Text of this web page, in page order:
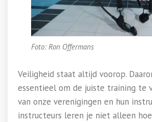
Foto: Ron Offermans
Veiligheid staat altijd voorop.
essentieel om de juiste training te
van onze verenigingen en hun
instructeurs leren je niet alleen